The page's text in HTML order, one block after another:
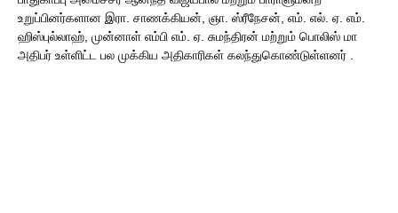
உறுப்பினர்களான இரா. சாணக்கியன், ஞா. ஸ்ரீநேசன், எம். எல். ஏ. எம்.
ஹிஸ்புல்லாஹ், முன்னாள் எம்பி எம். ஏ. சுமந்திரன் மற்றும் பொலிஸ் மா
அதிபர் உள்ளிட்ட பல முக்கிய அதிகாரிகள் கலந்துகொண்டுள்ளனர் .